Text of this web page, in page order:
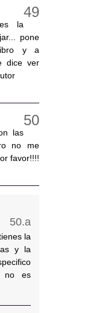
la
pone
y a
dice ver
las
no me
favor!!!!
la
y la
no es